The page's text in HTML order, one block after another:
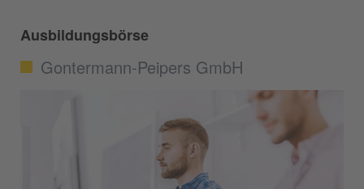
Ausbildungsbörse
Gontermann-Peipers GmbH